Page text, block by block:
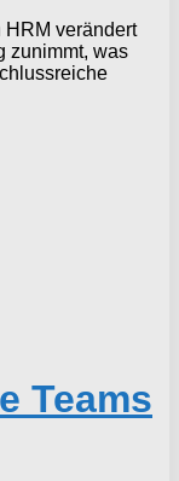
verändert
zunimmt, was
Teams